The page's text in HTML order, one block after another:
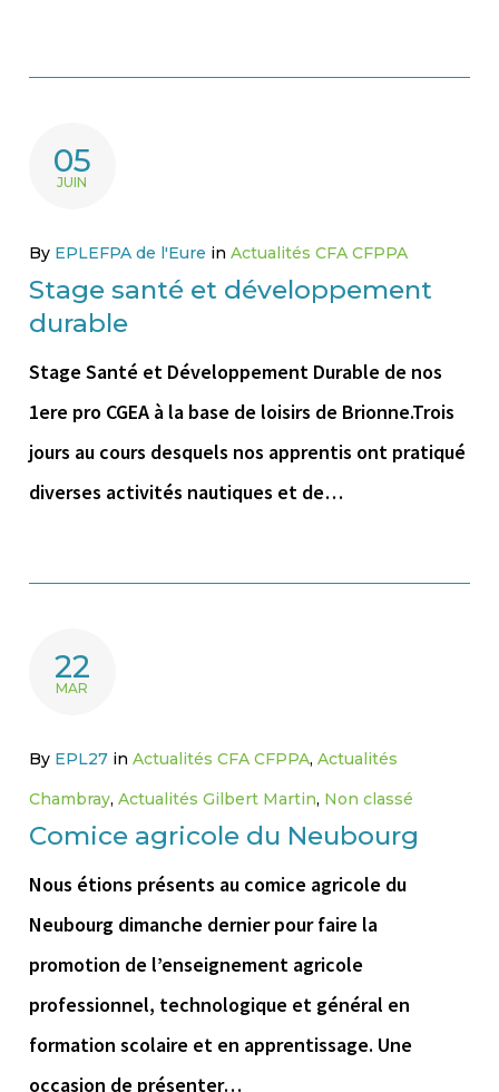
05
JUIN
By EPLEFPA de l'Eure in Actualités CFA CFPPA
Stage santé et développement
durable
Stage Santé et Développement Durable de nos
1ere pro CGEA à la base de loisirs de Brionne.Trois
jours au cours desquels nos apprentis ont pratiqué
diverses activités nautiques et de…
22
MAR
By EPL27 in Actualités CFA CFPPA, Actualités
Chambray, Actualités Gilbert Martin, Non classé
Comice agricole du Neubourg
Nous étions présents au comice agricole du
Neubourg dimanche dernier pour faire la
promotion de l’enseignement agricole
professionnel, technologique et général en
formation scolaire et en apprentissage. Une
occasion de présenter…